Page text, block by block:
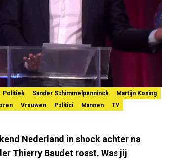
Politiek Sander Schimmelpenninck
Martijn Koning
Vrouwen Politici Mannen
TV
Nederland in shock achter na
Thierry Baudet roast. Was jij